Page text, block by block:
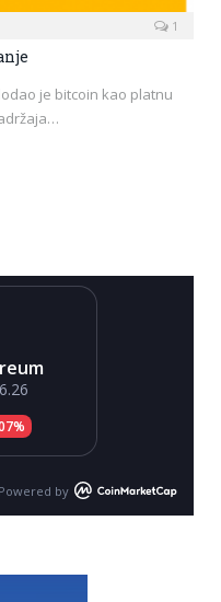
1
je bitcoin kao platnu
Powered by